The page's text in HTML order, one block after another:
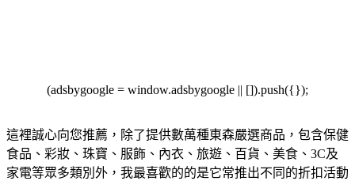
(adsbygoogle = window.adsbygoogle || []).push({});
這裡誠心向您推薦，除了提供數萬種東森嚴選商品，包含保健
食品、彩妝、珠寶、服飾、內衣、旅遊、百貨、美食、3C及
家電等眾多類別外，我最喜歡的的是它常推出不同的折扣活動